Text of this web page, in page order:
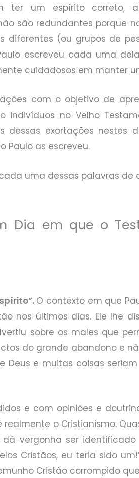
ter um espírito correto,
são redundantes porque
diferentes (ou grupos de
escreveu cada uma
cuidadosos em manter
com o objetivo de
indivíduos no Velho
dessas exortações
Paulo as escreveu.
uma dessas palavras
Dia em que o
O contexto em que
nos últimos dias. Ele lhe
sobre os males que
do grande abandono e
Deus e muitas coisas
e com opiniões e
o Cristianismo.
vergonha ser
Cristãos, eu teria sido
Cristão corrompido